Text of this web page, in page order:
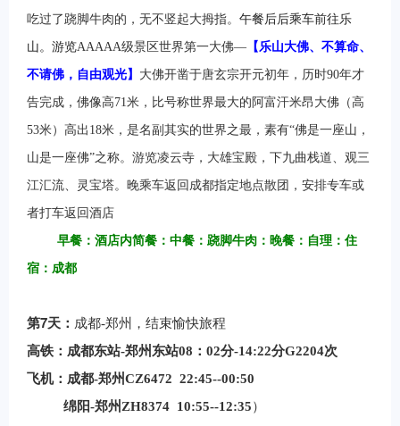
吃过了跷脚牛肉的，无不竖起大拇指。 午餐后后乘车前往乐
山。游览AAAAA级景区世界第一大佛— 【乐山大佛、不算命、
不请佛，自由观光】 大佛开凿于唐玄宗开元初年，历时90年才
告完成，佛像高71米，比号称世界最大的阿富汗米昂大佛（高
53米）高出18米，是名副其实的世界之最，素有“佛是一座山，
山是一座佛”之称。游览凌云寺，大雄宝殿，下九曲栈道、观三
江汇流、灵宝塔。晚乘车返回成都指定地点散团， 安排专车或
者打车返回酒店
早餐：酒店内简餐：中餐：跷脚牛肉：晚餐：自理：住
宿：成都
第7天： 成都-郑州，结束愉快旅程
高铁：成都东站-郑州东站08：02分-14:22分G2204次
飞机：成都-郑州CZ6472 22:45--00:50
绵阳-郑州ZH8374 10:55--12:35）